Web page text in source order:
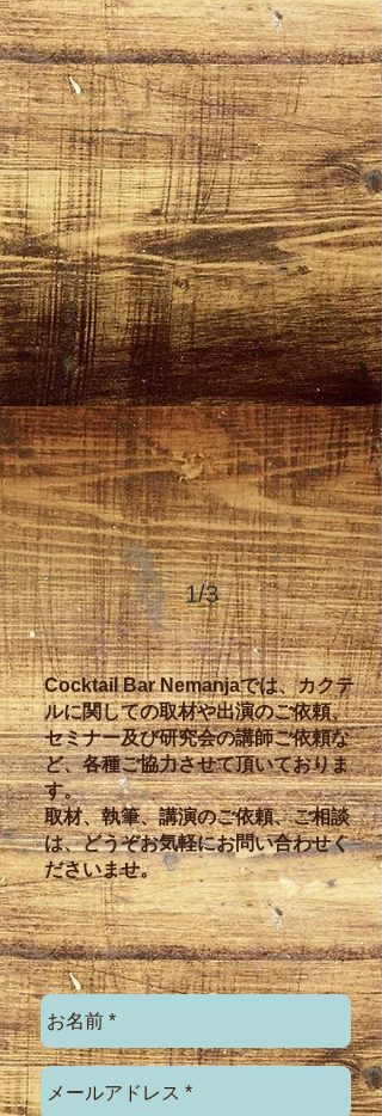
Cocktail Bar Nemanjaでは、カクテ
ルに関しての取材や出演のご依頼、
セミナー及び研究会の講師ご依頼な
ど、各種ご協力させて頂いておりま
す。
取材、執筆、講演のご依頼、ご相談
は、どうぞお気軽にお問い合わせく
ださいませ。
1/3